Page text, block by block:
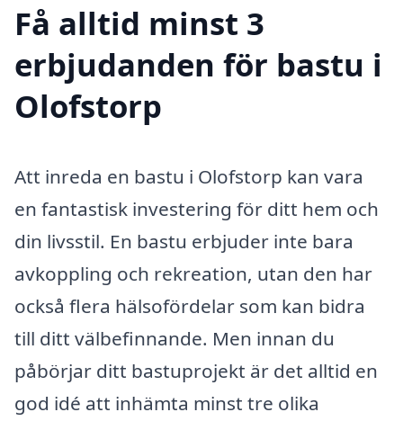
Få alltid minst 3
erbjudanden för bastu i
Olofstorp
Att inreda en bastu i Olofstorp kan vara
en fantastisk investering för ditt hem och
din livsstil. En bastu erbjuder inte bara
avkoppling och rekreation, utan den har
också flera hälsofördelar som kan bidra
till ditt välbefinnande. Men innan du
påbörjar ditt bastuprojekt är det alltid en
god idé att inhämta minst tre olika